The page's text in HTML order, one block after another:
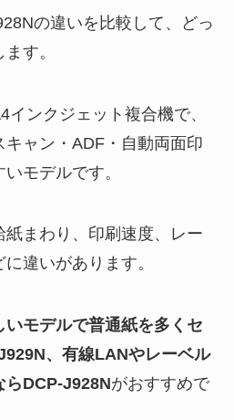
の違いを比較して、どっ
す。
インクジェット複合機で、
ャン・ADF・自動両面印
モデルです。
まわり、印刷速度、レー
違いがあります。
いモデルで普通紙を多くセ
、有線LANやレーベル
らDCP-J928Nがおすすめで